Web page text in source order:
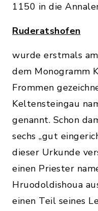
1150 in die
Ruderatshofen
wurde erstmals
dem Monogramm
Frommen
Keltensteingau
genannt. Schon
sechs „gut
dieser Urkunde
einen Priester
Hruodoldishoua
einen Teil seines